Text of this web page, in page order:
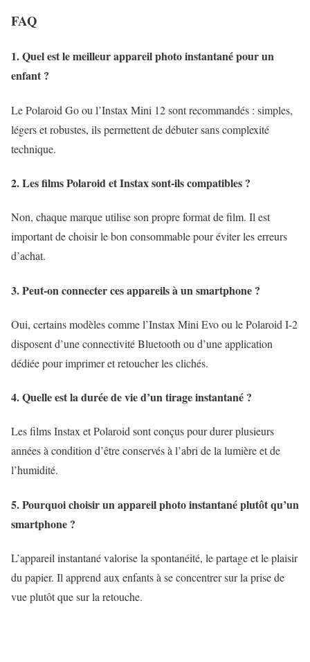
FAQ
1. Quel est le meilleur appareil photo instantané pour un
enfant ?
Le Polaroid Go ou l’Instax Mini 12 sont recommandés : simples,
légers et robustes, ils permettent de débuter sans complexité
technique.
2. Les films Polaroid et Instax sont-ils compatibles ?
Non, chaque marque utilise son propre format de film. Il est
important de choisir le bon consommable pour éviter les erreurs
d’achat.
3. Peut-on connecter ces appareils à un smartphone ?
Oui, certains modèles comme l’Instax Mini Evo ou le Polaroid I-2
disposent d’une connectivité Bluetooth ou d’une application
dédiée pour imprimer et retoucher les clichés.
4. Quelle est la durée de vie d’un tirage instantané ?
Les films Instax et Polaroid sont conçus pour durer plusieurs
années à condition d’être conservés à l’abri de la lumière et de
l’humidité.
5. Pourquoi choisir un appareil photo instantané plutôt qu’un
smartphone ?
L’appareil instantané valorise la spontanéité, le partage et le plaisir
du papier. Il apprend aux enfants à se concentrer sur la prise de
vue plutôt que sur la retouche.